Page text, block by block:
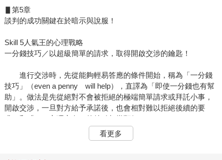
▋第5章
談判的成功關鍵在於暗示與說服！
Skill 5人氣王的心理戰略
一分錢技巧／以超級簡單的請求，取得開啟交涉的鑰匙！
進行交涉時，先從能夠輕易答應的條件開始，稱為「一分錢
技巧」（even a penny will help），直譯為「即使一分錢也有幫
助」。做法是先從絕對不會被拒絕的極端簡單請求或拜託小事，
開啟交涉，一旦對方給予承諾後，也會相對難以拒絕後續的要
求，和「YES心理定向」的特點相當類似。
根據心理實驗，與其只是空泛地拜託「請捐款贊助」，不如
看更多